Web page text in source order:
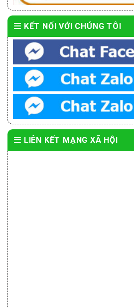
KẾT NỐI VỚI CHÚNG TÔI
LIÊN KẾT MẠNG XÃ HỘI